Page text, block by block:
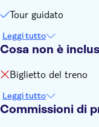
Tour guidato
Leggi tutto
Cosa non è
Biglietto del treno
Leggi tutto
Commissioni di